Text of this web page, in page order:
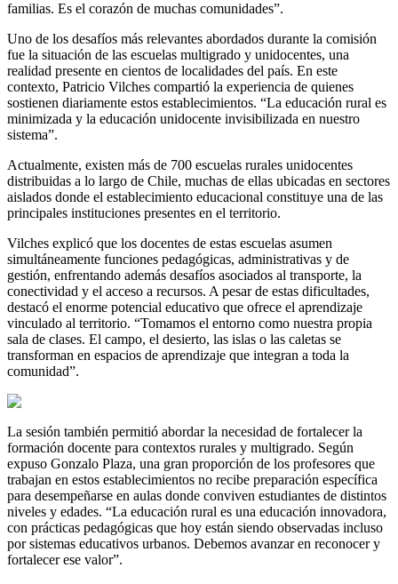
familias. Es el corazón de muchas comunidades”.
Uno de los desafíos más relevantes abordados durante la comisión
fue la situación de las escuelas multigrado y unidocentes, una
realidad presente en cientos de localidades del país. En este
contexto, Patricio Vilches compartió la experiencia de quienes
sostienen diariamente estos establecimientos. “La educación rural es
minimizada y la educación unidocente invisibilizada en nuestro
sistema”.
Actualmente, existen más de 700 escuelas rurales unidocentes
distribuidas a lo largo de Chile, muchas de ellas ubicadas en sectores
aislados donde el establecimiento educacional constituye una de las
principales instituciones presentes en el territorio.
Vilches explicó que los docentes de estas escuelas asumen
simultáneamente funciones pedagógicas, administrativas y de
gestión, enfrentando además desafíos asociados al transporte, la
conectividad y el acceso a recursos. A pesar de estas dificultades,
destacó el enorme potencial educativo que ofrece el aprendizaje
vinculado al territorio. “Tomamos el entorno como nuestra propia
sala de clases. El campo, el desierto, las islas o las caletas se
transforman en espacios de aprendizaje que integran a toda la
comunidad”.
La sesión también permitió abordar la necesidad de fortalecer la
formación docente para contextos rurales y multigrado. Según
expuso Gonzalo Plaza, una gran proporción de los profesores que
trabajan en estos establecimientos no recibe preparación específica
para desempeñarse en aulas donde conviven estudiantes de distintos
niveles y edades. “La educación rural es una educación innovadora,
con prácticas pedagógicas que hoy están siendo observadas incluso
por sistemas educativos urbanos. Debemos avanzar en reconocer y
fortalecer ese valor”.